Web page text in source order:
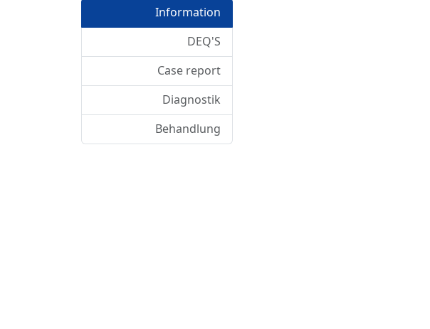
Information
DEQ'S
Case report
Diagnostik
Behandlung